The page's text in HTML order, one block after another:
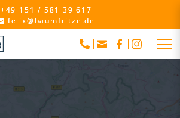
+49 151 / 581 39 617
felix@baumfritze.de